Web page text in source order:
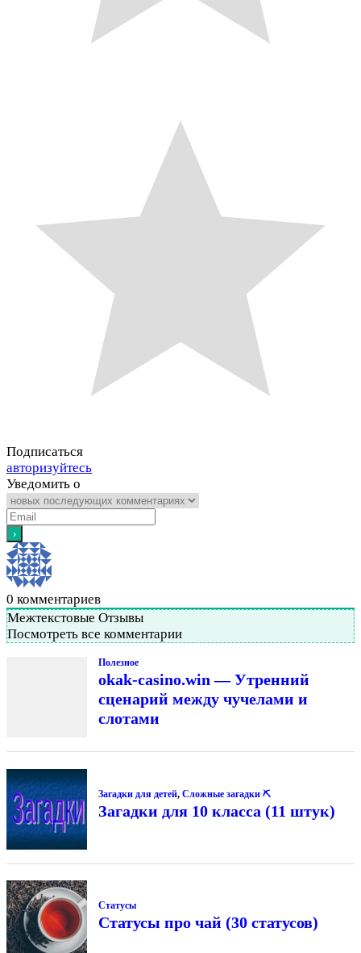
Подписаться
авторизуйтесь
Уведомить о
0 комментариев
Межтекстовые Отзывы
Посмотреть все комментарии
Полезное
okak-casino.win — Утренний
сценарий между чучелами и
слотами
Загадки для детей, Сложные загадки ⛏
Загадки для 10 класса (11 штук)
Статусы
Статусы про чай (30 статусов)